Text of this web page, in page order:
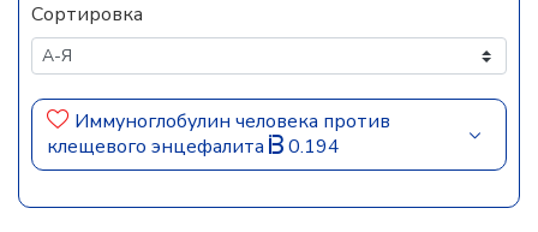
Сортировка
Иммуноглобулин человека против
клещевого энцефалита
0.194